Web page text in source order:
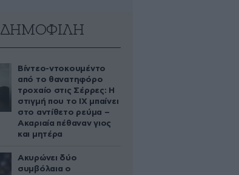
ΔΗΜΟΦΙΛΗ
Βίντεο-ντοκουμέντο
από το θανατηφόρο
τροχαίο στις Σέρρες: Η
στιγμή που το ΙΧ μπαίνει
στο αντίθετο ρεύμα –
Ακαριαία πέθαναν γιος
και μητέρα
Ακυρώνει δύο
συμβόλαια ο